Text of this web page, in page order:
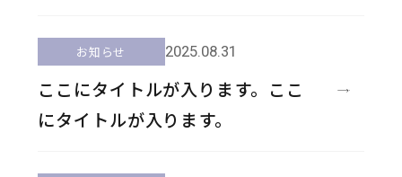
お知らせ 2025.08.31
ここにタイトルが入ります。ここ
にタイトルが入ります。